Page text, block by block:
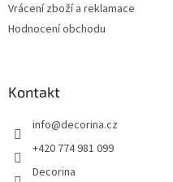
Vrácení zboží a reklamace
Hodnocení obchodu
Kontakt
info@decorina.cz
+420 774 981 099
Decorina